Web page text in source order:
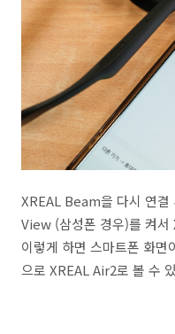
XREAL Beam을 다시 연
View (삼성폰 경우)를 켜
이렇게 하면 스마트폰 화
으로 XREAL Air2로 볼 수